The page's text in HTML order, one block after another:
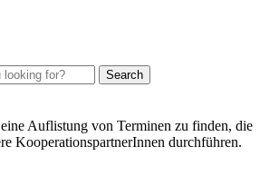
Search
Auflistung von Terminen zu finden, die
KooperationspartnerInnen durchführen.